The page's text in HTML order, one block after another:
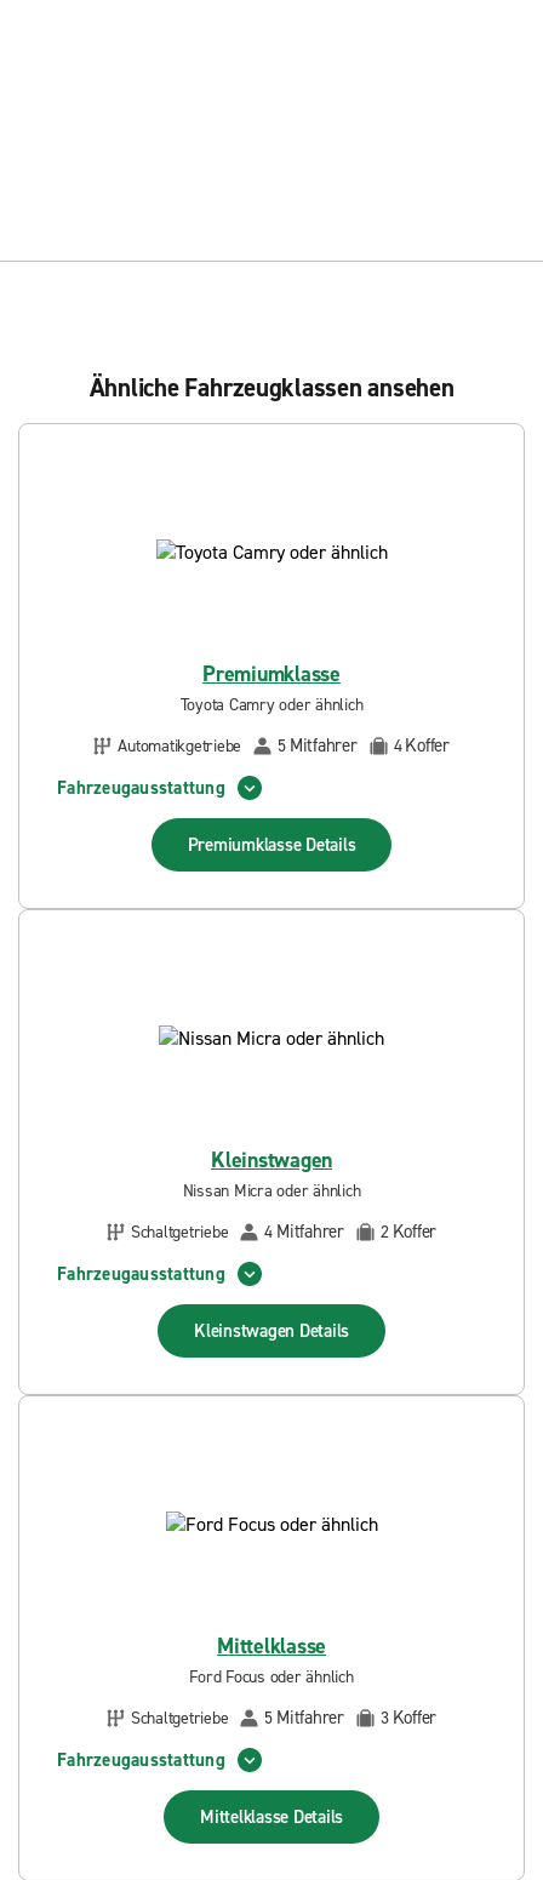
Ähnliche Fahrzeugklassen ansehen
Premiumklasse
Toyota Camry oder ähnlich
Automatikgetriebe
5 Mitfahrer 4Koffer
Fahrzeugausstattung
Premiumklasse Details
Kleinstwagen
Nissan Micra oder ähnlich
Schaltgetriebe
4 Mitfahrer 2 Koffer
Fahrzeugausstattung
Kleinstwagen Details
Mittelklasse
Ford Focus oder ähnlich
Schaltgetriebe
5 Mitfahrer 3 Koffer
Fahrzeugausstattung
Mittelklasse Details